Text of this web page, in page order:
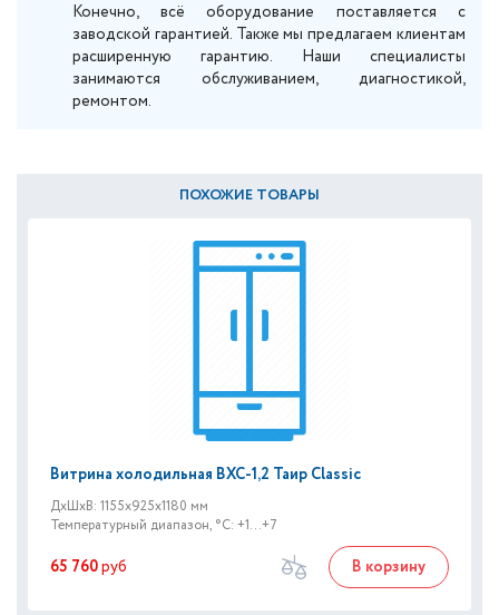
Конечно, всё оборудование поставляется с
заводской гарантией. Также мы предлагаем клиентам
расширенную гарантию. Наши специалисты
занимаются обслуживанием, диагностикой,
ремонтом.
ПОХОЖИЕ ТОВАРЫ
Витрина холодильная ВХС-1,2 Таир Classic
ДxШxВ: 1155x925x1180 мм
Температурный диапазон, °C: +1...+7
65 760руб В корзину